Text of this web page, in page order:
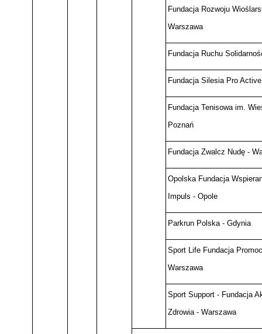
Fundacja Rozwoju
Warszawa
Fundacja Ruchu
Fundacja Silesia Pro
Fundacja Tenisowa im.
Poznań
Fundacja Zwalcz Nudę -
Opolska Fundacja
Impuls - Opole
Parkrun Polska - Gdynia
Sport Life Fundacja
Warszawa
Sport Support - Fundacja
Zdrowia - Warszawa